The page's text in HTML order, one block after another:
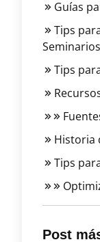
Guías
Tips
Seminarios
Tips
Historia
Tips
Post